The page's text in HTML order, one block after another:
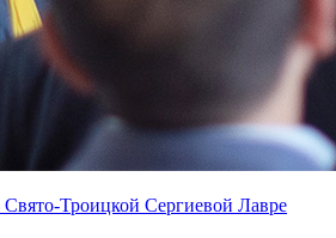
Свято-Троицкой Сергиевой Лавре